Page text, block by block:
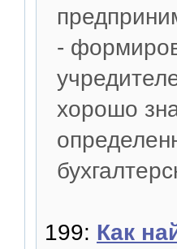
-
хорошо
199: Как